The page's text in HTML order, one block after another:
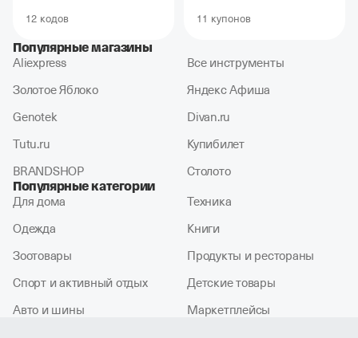
12 кодов 11 купонов
Популярные магазины
Aliexpress Все инструменты
Золотое Яблоко Яндекс Афиша
Genotek Divan.ru
Tutu.ru Купибилет
BRANDSHOP Столото
Популярные категории
Для дома Техника
Одежда Книги
Зоотовары Продукты и рестораны
Спорт и активный отдых Детские товары
Авто и шины Маркетплейсы